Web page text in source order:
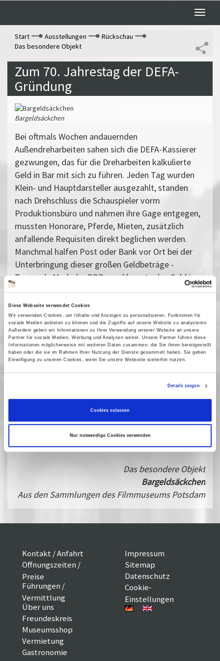
Diese Webseite verwendet Cookies
Wir verwenden Cookies, um Inhalte und Anzeigen zu personalisieren, Funktionen für
soziale Medien anbieten zu können und die Zugriffe auf unsere Website zu analysieren.
Außerdem geben wir Informationen zu Ihrer Verwendung unserer Website an unsere
Partner für soziale Medien, Werbung und Analysen weiter. Unsere Partner führen diese
Informationen möglicherweise mit weiteren Daten zusammen, die Sie ihnen bereitgestellt
haben oder die sie im Rahmen Ihrer Nutzung der Dienste gesammelt haben. Sie geben
Einwilligung zu unseren Cookies, wenn Sie unsere Webseite weiterhin nutzen.
Details zeigen
Cookies zulassen
Nur notwendige Cookies verwenden
Toggle
Start
Ausstellungen
Rückschau
Das besondere Objekt
Zum 70. Jahrestag der DEFA-
Gründung
Bargeldsäckchen
Bei oftmals Wochen andauernden
Außendreharbeiten sahen sich die DEFA-Kassierer
gezwungen, das für die Dreharbeiten kalkulierte
Geld in Bar mit sich zu führen. Jeden Tag wurden
Klein- und Hauptdarsteller ausgezahlt, standen
nach Drehschluss die Schauspieler vorm
Produktionsbüro und nahmen ihre Gage entgegen,
mussten Honorare, Pferde, Mieten, zusätzlich
anfallende Requisiten direkt beglichen werden.
Manchmal halfen Post oder Bank vor Ort bei der
Unterbringung dieser großen Geldbeträge -
Tausende Mark der DDR - und lagerte das Geld in
einem Tresor. Überzählige Summen wurden nach
den angefallenen Auszahlungen in Jute-Säckchen
gelagert.
Wir zeigen im Rahmen des kleinsten
Ausstellungsformates des Museums, dem
DEFA-Studio für Spielfilme von den Kassierern und
Sparkassen verwendet wurden.
Das besondere Objekt
Bargeldsäckchen
Aus den Sammlungen des Filmmuseums Potsdam
Kontakt / Anfahrt
Öffnungszeiten /
Preise
Führungen /
Vermittlung
Über uns
Freundeskreis
Museumsshop
Vermietung
Gastronomie
Impressum
Sitemap
Datenschutz
Cookie-
Einstellungen